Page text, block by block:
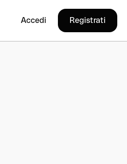
Accedi Registrati